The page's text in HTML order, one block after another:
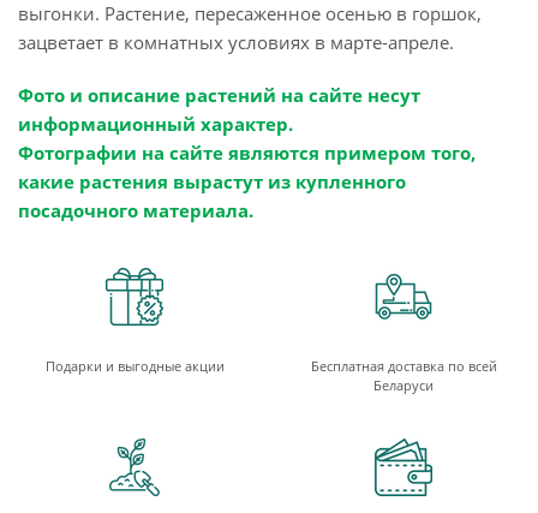
выгонки. Растение, пересаженное осенью в горшок,
зацветает в комнатных условиях в марте-апреле.
Фото и описание растений на сайте несут
информационный характер.
Фотографии на сайте являются примером того,
какие растения вырастут из купленного
посадочного материала.
Подарки и выгодные акции
Бесплатная доставка по всей
Беларуси